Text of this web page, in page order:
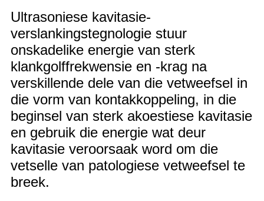
Ultrasoniese kavitasie-
verslankingstegnologie stuur
onskadelike energie van sterk
klankgolffrekwensie en -krag na
verskillende dele van die vetweefsel in
die vorm van kontakkoppeling, in die
beginsel van sterk akoestiese kavitasie
en gebruik die energie wat deur
kavitasie veroorsaak word om die
vetselle van patologiese vetweefsel te
breek.